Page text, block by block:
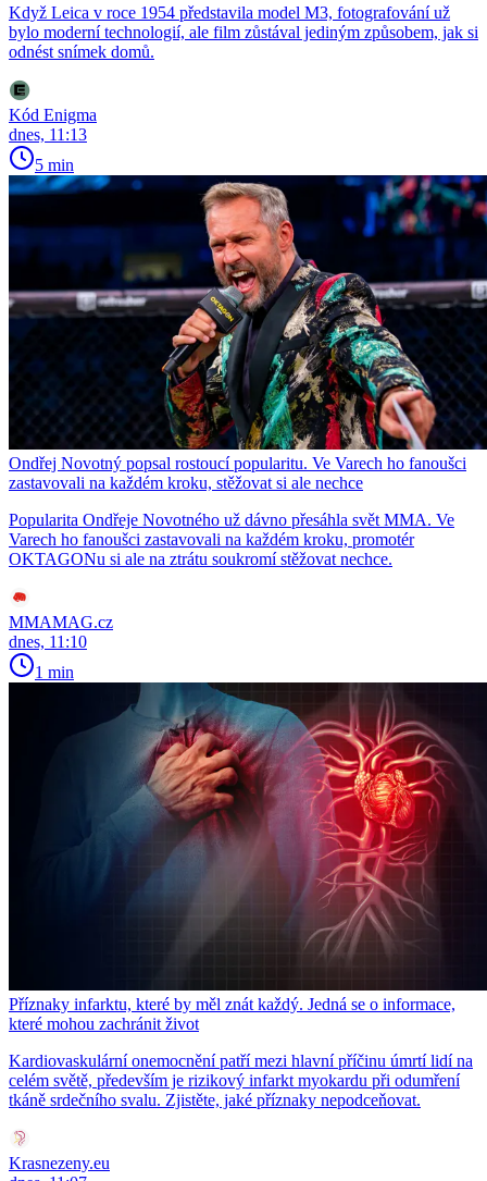
Když Leica v roce 1954 představila model M3, fotografování už
bylo moderní technologií, ale film zůstával jediným způsobem, jak si
odnést snímek domů.
Kód Enigma
dnes, 11:13
5 min
Ondřej Novotný popsal rostoucí popularitu. Ve Varech ho fanoušci
zastavovali na každém kroku, stěžovat si ale nechce
Popularita Ondřeje Novotného už dávno přesáhla svět MMA. Ve
Varech ho fanoušci zastavovali na každém kroku, promotér
OKTAGONu si ale na ztrátu soukromí stěžovat nechce.
MMAMAG.cz
dnes, 11:10
1 min
Příznaky infarktu, které by měl znát každý. Jedná se o informace,
které mohou zachránit život
Kardiovaskulární onemocnění patří mezi hlavní příčinu úmrtí lidí na
celém světě, především je rizikový infarkt myokardu při odumření
tkáně srdečního svalu. Zjistěte, jaké příznaky nepodceňovat.
Krasnezeny.eu